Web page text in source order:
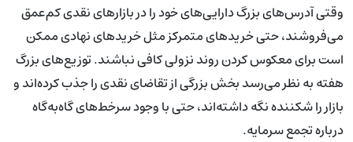
وقتی آدرس‌های بزرگ دارایی‌های خود را در بازارهای نقدی کم‌عمق
می‌فروشند، حتی خریدهای متمرکز مثل خریدهای نهادی ممکن
است برای معکوس کردن روند نزولی کافی نباشند. توزیع‌های بزرگ
هفته به نظر می‌رسد بخش بزرگی از تقاضای نقدی را جذب کرده‌اند و
بازار را شکننده نگه داشته‌اند، حتی با وجود سرخط‌های گاه‌به‌گاه
درباره تجمع سرمایه.